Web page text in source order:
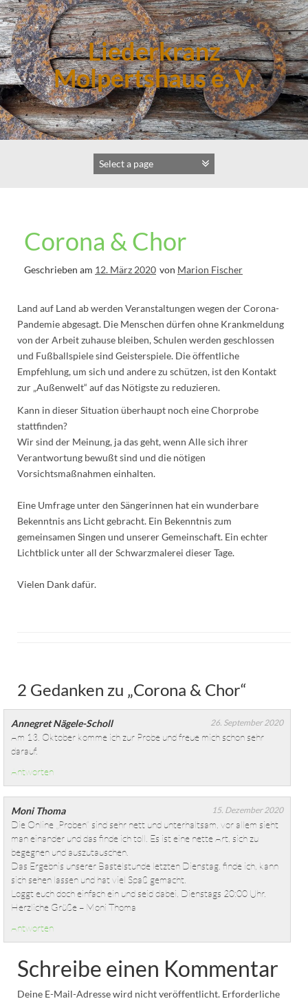
Zum
Inhalt
springen
Liederkranz
Molpertshaus e. V.
Corona & Chor
Geschrieben am 12. März 2020 von Marion Fischer
Land auf Land ab werden Veranstaltungen wegen der Corona-
Pandemie abgesagt. Die Menschen dürfen ohne Krankmeldung
von der Arbeit zuhause bleiben, Schulen werden geschlossen
und Fußballspiele sind Geisterspiele. Die öffentliche
Empfehlung, um sich und andere zu schützen, ist den Kontakt
zur „Außenwelt“ auf das Nötigste zu reduzieren.
Kann in dieser Situation überhaupt noch eine Chorprobe
stattfinden?
Wir sind der Meinung, ja das geht, wenn Alle sich ihrer
Verantwortung bewußt sind und die nötigen
Vorsichtsmaßnahmen einhalten.
Eine Umfrage unter den Sängerinnen hat ein wunderbare
Bekenntnis ans Licht gebracht. Ein Bekenntnis zum
gemeinsamen Singen und unserer Gemeinschaft. Ein echter
Lichtblick unter all der Schwarzmalerei dieser Tage.
Vielen Dank dafür.
2 Gedanken zu „Corona & Chor“
Annegret Nägele-Scholl 26. September 2020
Am 13. Oktober komme ich zur Probe und freue mich schon sehr
darauf.
Antworten
Moni Thoma 15. Dezember 2020
Die Online „Proben“ sind sehr nett und unterhaltsam, vor allem sieht
man einander und das finde ich toll. Es ist eine nette Art, sich zu
begegnen und auszutauschen.
Das Ergebnis unserer Bastelstunde letzten Dienstag, finde ich, kann
sich sehen lassen und hat viel Spaß gemacht.
Loggt euch doch einfach ein und seid dabei, Dienstags 20:00 Uhr.
Herzliche Grüße – Moni Thoma
Antworten
Schreibe einen Kommentar
Deine E-Mail-Adresse wird nicht veröffentlicht. Erforderliche